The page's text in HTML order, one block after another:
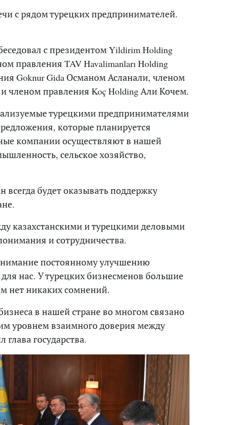
с рядом турецких предпринимателей.
с президентом Yildirim Holding
TAV Havalimanları Holding
Goknur Gida Османом Асланали, членом
членом правления Koç Holding Али Кочем.
турецкими предпринимателями
которые планируется
компании осуществляют в нашей
сельское хозяйство,
всегда будет оказывать поддержку
казахстанскими и турецкими деловыми
и сотрудничества.
постоянному улучшению
нас. У турецких бизнесменов большие
нет никаких сомнений.
в нашей стране во многом связано
уровнем взаимного доверия между
государства.